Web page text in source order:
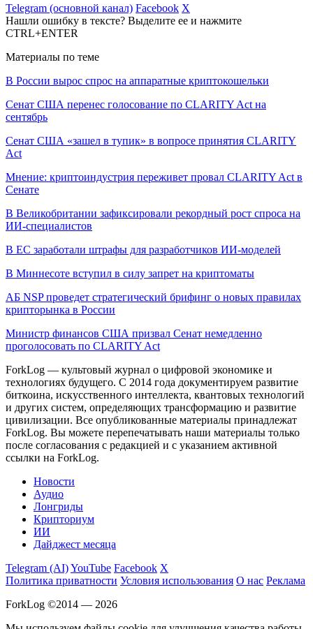
Telegram (основной канал) Facebook X
Нашли ошибку в тексте? Выделите ее и нажмите
CTRL+ENTER
Материалы по теме
В России вырос спрос на аппаратные криптокошельки
Сенат США перенес голосование по CLARITY Act на
сентябрь
Сенат США «зашел в тупик» в вопросе принятия CLARITY
Act
Мнение: криптоиндустрия переживет провал CLARITY Act в
Сенате
В Великобритании зафиксировали рекордный рост спроса на
ИИ-специалистов
В ЕС заработали штрафы для разработчиков ИИ-моделей
В Миннесоте вступил в силу запрет на криптоматы
АБ NSP проведет стратегический брифинг о новых правилах
крипторынка в России
Министр финансов США призвал Сенат немедленно
проголосовать по CLARITY Act
ForkLog — культовый журнал о цифровой экономике и
технологиях будущего. С 2014 года документируем развитие
биткоина, искусственного интеллекта, квантовых технологий
и других систем, определяющих трансформацию и развитие
цивилизации. Все опубликованные материалы принадлежат
ForkLog. Вы можете перепечатывать наши материалы только
после согласования с редакцией и с указанием активной
ссылки на ForkLog.
Новости
Аудио
Лонгриды
Крипториум
ИИ
Дайджест месяца
Telegram (AI)YouTube Facebook X
Политика приватности Условия использования О нас Реклама
ForkLog ©2014 — 2026